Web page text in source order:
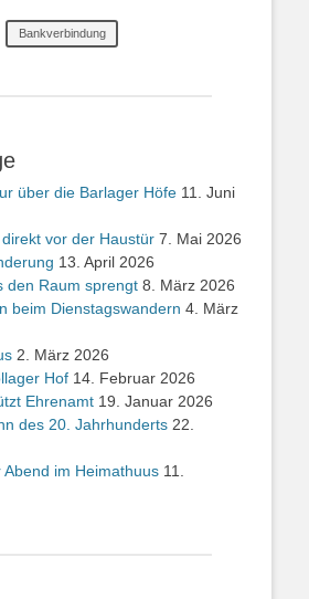
Bankverbindung
über die Barlager Höfe 11. Juni
vor der Haustür 7. Mai 2026
13. April 2026
den Raum sprengt 8. März 2026
beim Dienstagswandern 4. März
2. März 2026
Hof 14. Februar 2026
Ehrenamt 19. Januar 2026
des 20. Jahrhunderts 22.
im Heimathuus 11.